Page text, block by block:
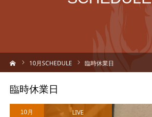
10月SCHEDULE 臨時休業日
臨時休業日
10月 LIVE